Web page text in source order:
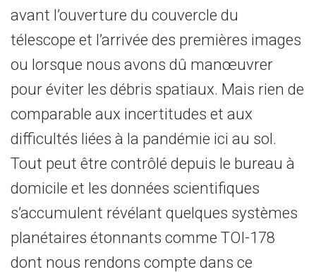
avant l’ouverture du couvercle du
télescope et l’arrivée des premières images
ou lorsque nous avons dû manœuvrer
pour éviter les débris spatiaux. Mais rien de
comparable aux incertitudes et aux
difficultés liées à la pandémie ici au sol.
Tout peut être contrôlé depuis le bureau à
domicile et les données scientifiques
s’accumulent révélant quelques systèmes
planétaires étonnants comme TOI-178
dont nous rendons compte dans ce